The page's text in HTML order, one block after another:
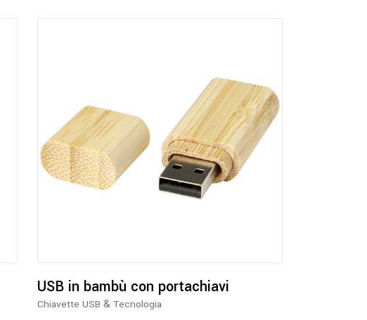
USB in bambù con portachiavi
Chiavette USB &Tecnologia